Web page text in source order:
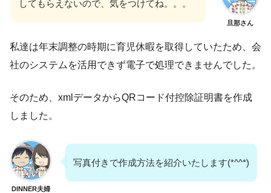
旦那さん
してもらえないので、気をつけてね。。。
私達は年末調整の時期に育児休暇を取得していたため、会
社のシステムを活用できず電子で処理できませんでした。
そのため、xmlデータからQRコード付控除証明書を作成
しました。
DINNER夫婦
写真付きで作成方法を紹介いたします(*^^*)